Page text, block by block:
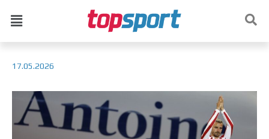
17.05.2026